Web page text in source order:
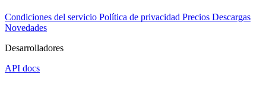
Condiciones del servicio Política de privacidad Precios Descargas
Novedades
Desarrolladores
API docs